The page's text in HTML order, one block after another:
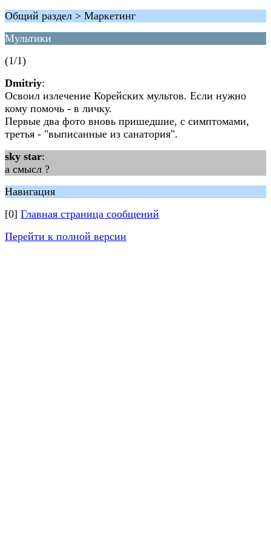
Общий раздел > Маркетинг
Мультики
(1/1)
Dmitriy:
Освоил излечение Корейских мультов. Если нужно
кому помочь - в личку.
Первые два фото вновь пришедшие, с симптомами,
третья - "выписанные из санатория".
sky star:
а смысл ?
Навигация
[0] Главная страница сообщений
Перейти к полной версии